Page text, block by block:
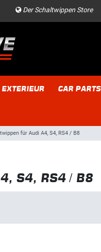
Der Schaltwippen Store
EXTERIEUR CAR PARTS
für Audi A4, S4, RS4 / B8
S4, RS4 / B8